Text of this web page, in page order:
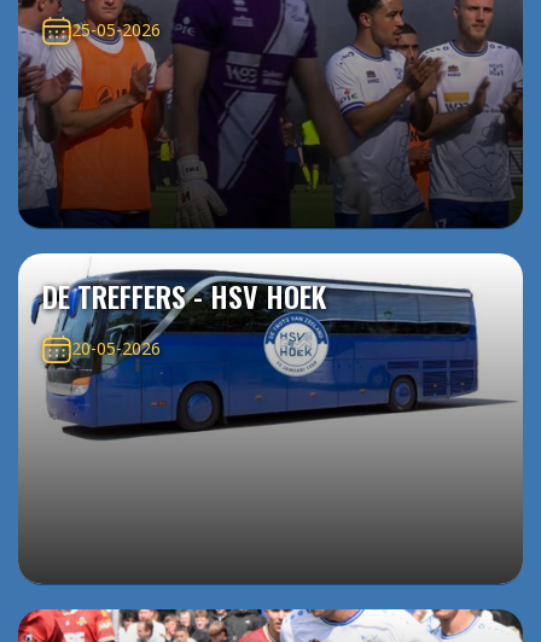
25-05-2026
DE TREFFERS - HSV HOEK
20-05-2026